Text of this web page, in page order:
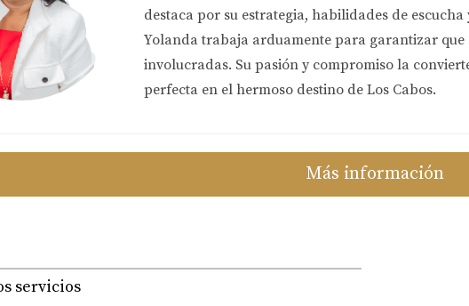
propiedad perfecta y obtener la mejor asesoría en bienes raíces,
la venta de propiedades exclusivas, Yolanda es la mejor agente
inigualable.
destaca por su estrategia, habilidades de
Yolanda trabaja arduamente para garantizar
involucradas. Su pasión y compromiso la
perfecta en el hermoso destino de Los Cabos.
Más información
servicios